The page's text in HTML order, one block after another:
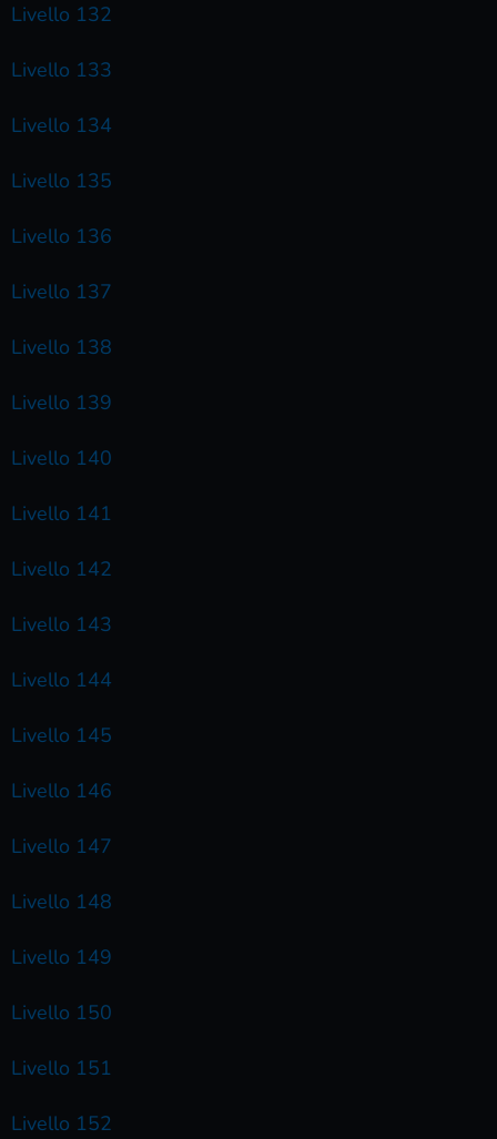
Livello 132
Livello 133
Livello 134
Livello 135
Livello 136
Livello 137
Livello 138
Livello 139
Livello 140
Livello 141
Livello 142
Livello 143
Livello 144
Livello 145
Livello 146
Livello 147
Livello 148
Livello 149
Livello 150
Livello 151
Livello 152